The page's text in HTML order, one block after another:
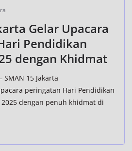
Gelar Upacara
Pendidikan
dengan Khidmat
15 Jakarta
peringatan Hari Pendidikan
dengan penuh khidmat di